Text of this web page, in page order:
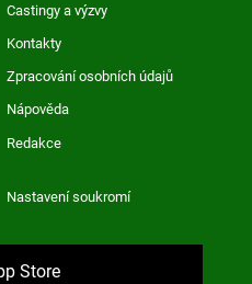
Castingy a výzvy
Kontakty
Zpracování osobních údajů
Nápověda
Redakce
Nastavení soukromí
Store